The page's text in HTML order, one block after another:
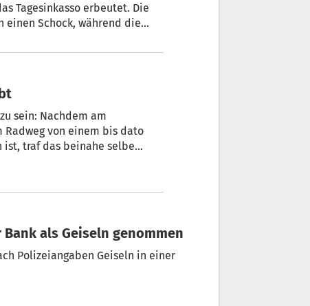
Tagesinkasso erbeutet. Die
Schock, während die
als Geiseln genommen
Polizeiangaben Geiseln in einer